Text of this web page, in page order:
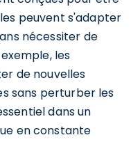
peuvent s'adapter
nécessiter de
les
de nouvelles
sans perturber les
dans un
en constante